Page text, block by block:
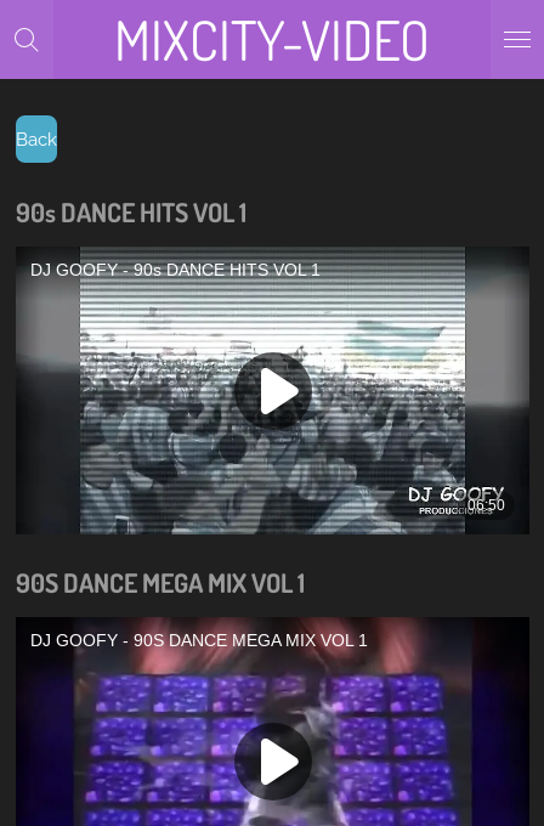
Zum
Hauptinhalt
springen
MIXCITY-VIDEO
Back
90s DANCE HITS VOL 1
90S DANCE MEGA MIX VOL 1